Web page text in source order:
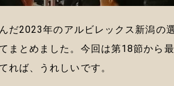
だ2023年のアルビレックス新潟の
まとめました。今回は第18節から
れば、うれしいです。